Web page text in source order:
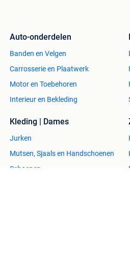
Auto-onderdelen
Banden en Velgen
Carrosserie en Plaatwerk
Motor en Toebehoren
Interieur en Bekleding
Kleding | Dames
Jurken
Mutsen, Sjaals en Handschoenen
Schoenen